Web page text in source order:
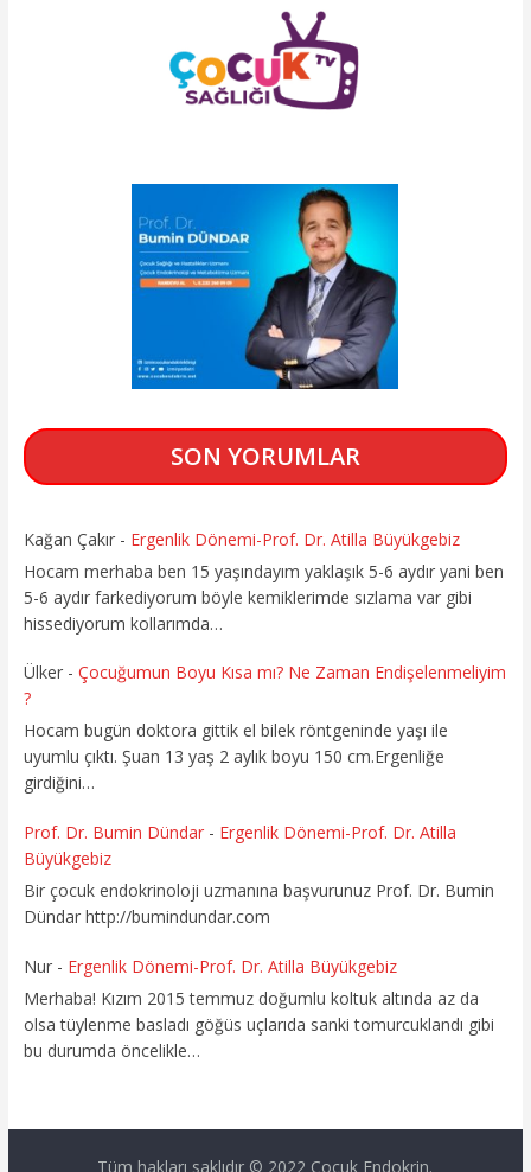
SON YORUMLAR
Kağan Çakır- Ergenlik Dönemi-Prof. Dr. Atilla Büyükgebiz
Hocam merhaba ben 15 yaşındayım yaklaşık 5-6 aydır yani ben
5-6 aydır farkediyorum böyle kemiklerimde sızlama var gibi
hissediyorum kollarımda…
Ülker- Çocuğumun Boyu Kısa mı? Ne Zaman Endişelenmeliyim
?
Hocam bugün doktora gittik el bilek röntgeninde yaşı ile
uyumlu çıktı. Şuan 13 yaş 2 aylık boyu 150 cm.Ergenliğe
girdiğini…
Prof. Dr. Bumin Dündar- Ergenlik Dönemi-Prof. Dr. Atilla
Büyükgebiz
Bir çocuk endokrinoloji uzmanına başvurunuz Prof. Dr. Bumin
Dündar http://bumindundar.com
Nur- Ergenlik Dönemi-Prof. Dr. Atilla Büyükgebiz
Merhaba! Kızım 2015 temmuz doğumlu koltuk altında az da
olsa tüylenme basladı göğüs uçlarıda sanki tomurcuklandı gibi
bu durumda öncelikle…
Tüm hakları saklıdır © 2022 Çocuk Endokrin.